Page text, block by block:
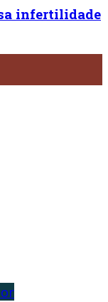
infertilidade